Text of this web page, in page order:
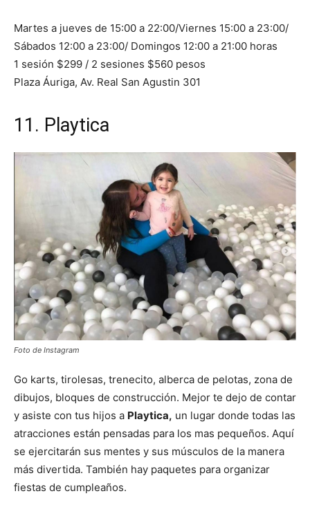
Martes a jueves de 15:00 a 22:00/Viernes 15:00 a 23:00/
Sábados 12:00 a 23:00/ Domingos 12:00 a 21:00 horas
1 sesión $299 / 2 sesiones $560 pesos
Plaza Áuriga, Av. Real San Agustin 301
11. Playtica
Foto de Instagram
Go karts, tirolesas, trenecito, alberca de pelotas, zona de
dibujos, bloques de construcción. Mejor te dejo de contar
y asiste con tus hijos a Playtica, un lugar donde todas las
atracciones están pensadas para los mas pequeños. Aquí
se ejercitarán sus mentes y sus músculos de la manera
más divertida. También hay paquetes para organizar
fiestas de cumpleaños.